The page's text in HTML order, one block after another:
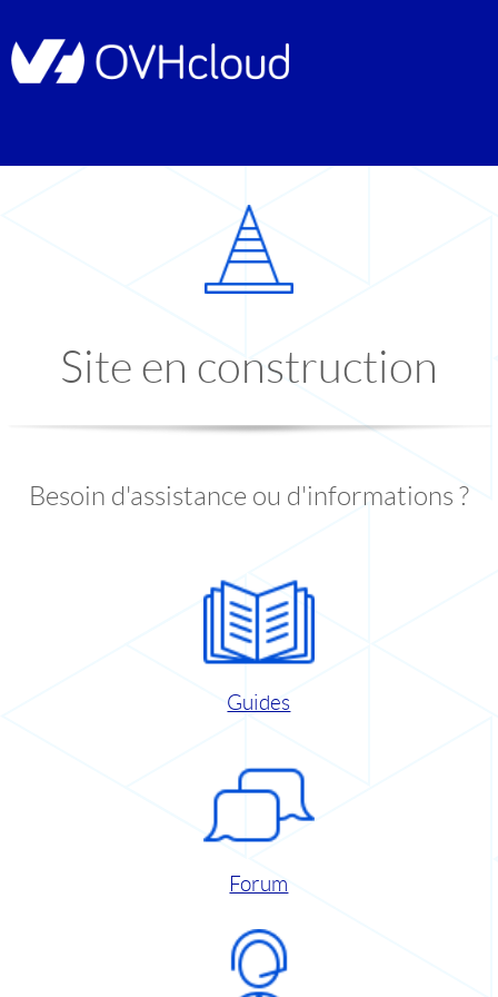
Site en construction
Besoin d'assistance ou d'informations ?
Guides
Forum